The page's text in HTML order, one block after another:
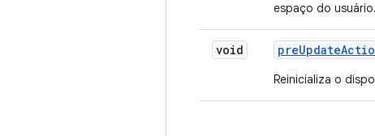
espaço do usuário.
void preUpdate
Reinicializa o